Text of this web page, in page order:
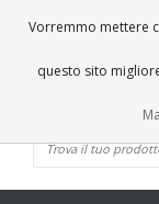
IT
Vorremmo mettere
questo sito